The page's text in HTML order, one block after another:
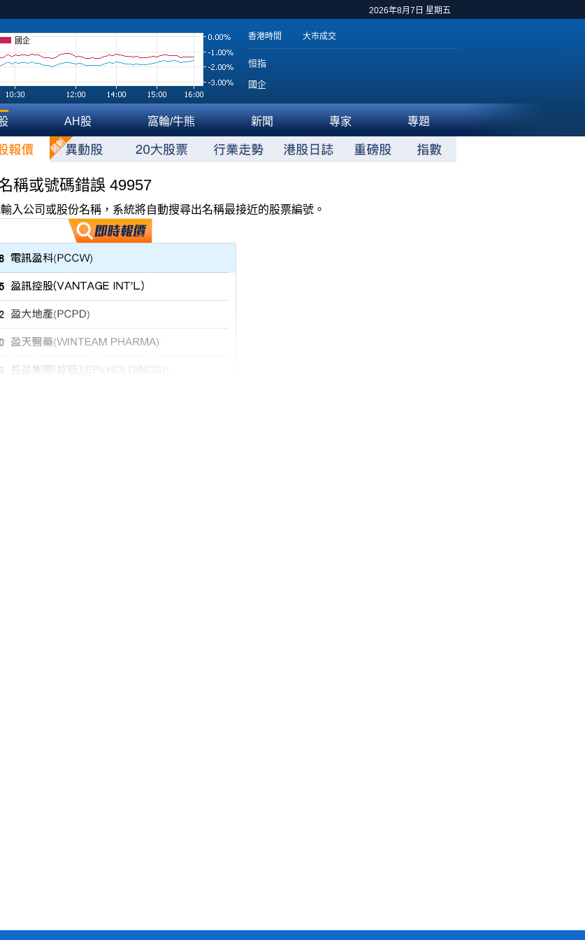
2026年8月7日 星期五
國企 香港時間 大市成交
恒指
國企
AH股 窩輪/牛熊 新聞 專家 專題
稱或號碼錯誤 49957
入公司或股份名稱，系統將自動搜尋出名稱最接近的股票編號。